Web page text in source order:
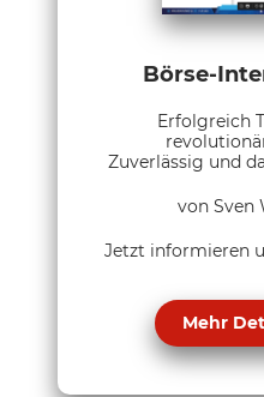
Börse-
Erfolgreich
Zuverlässig und
von Sven
Jetzt informieren
Mehr